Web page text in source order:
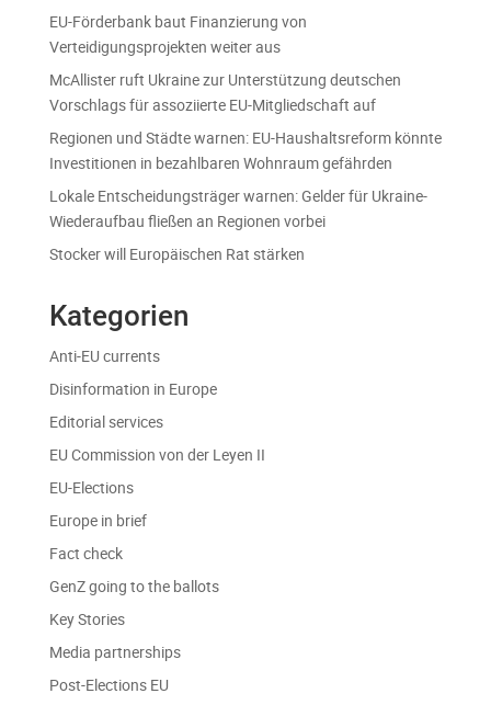
EU-Förderbank baut Finanzierung von
Verteidigungsprojekten weiter aus
McAllister ruft Ukraine zur Unterstützung deutschen
Vorschlags für assoziierte EU-Mitgliedschaft auf
Regionen und Städte warnen: EU-Haushaltsreform könnte
Investitionen in bezahlbaren Wohnraum gefährden
Lokale Entscheidungsträger warnen: Gelder für Ukraine-
Wiederaufbau fließen an Regionen vorbei
Stocker will Europäischen Rat stärken
Kategorien
Anti-EU currents
Disinformation in Europe
Editorial services
EU Commission von der Leyen II
EU-Elections
Europe in brief
Fact check
GenZ going to the ballots
Key Stories
Media partnerships
Post-Elections EU